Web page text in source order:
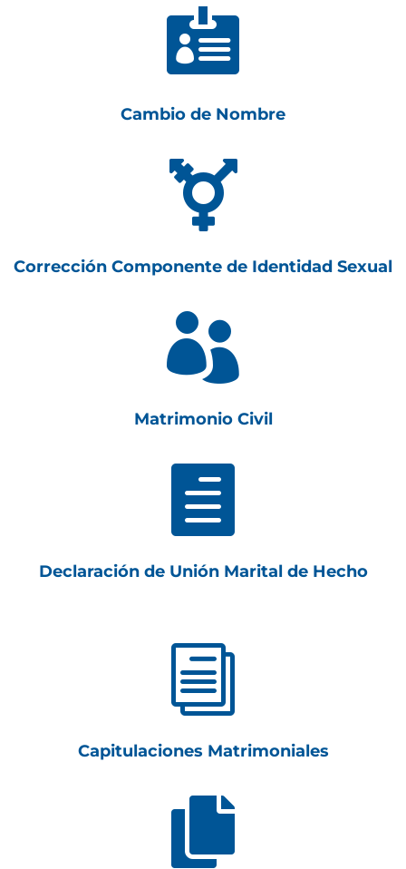

Cambio de Nombre

Corrección Componente de Identidad Sexual

Matrimonio Civil

Declaración de Unión Marital de Hecho
i
Capitulaciones Matrimoniales
